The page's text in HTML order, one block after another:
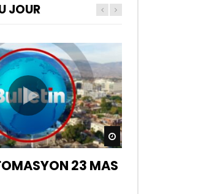
JOUR
Watch Later
23 MAS